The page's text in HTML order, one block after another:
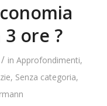
ore ?
/ in Approfondimenti,
, Senza categoria,